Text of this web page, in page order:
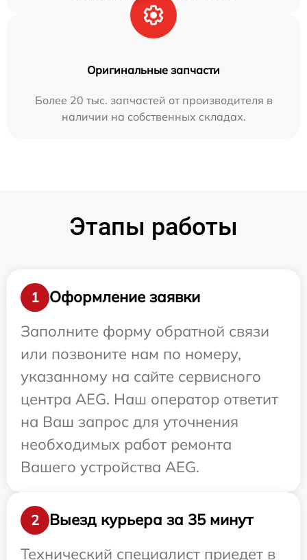
Оригинальные запчасти
Более 20 тыс. запчастей от производителя в
наличии на собственных складах.
Этапы работы
1
Оформление заявки
Заполните форму обратной связи
или позвоните нам по номеру,
указанному на сайте сервисного
центра AEG. Наш оператор ответит
на Ваш запрос для уточнения
необходимых работ ремонта
Вашего устройства AEG.
2
Выезд курьера за 35 минут
Технический специалист приедет в